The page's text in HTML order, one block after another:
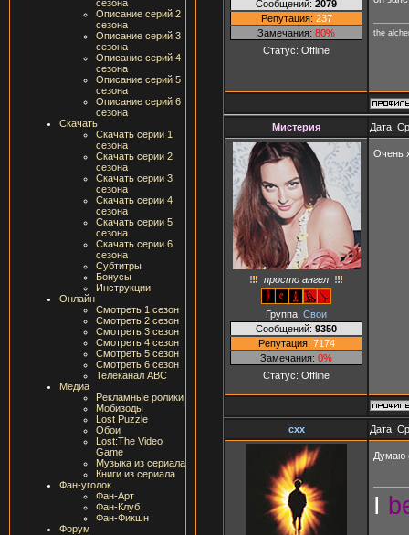
сезона
Описание серий 2
сезона
Описание серий 3
сезона
Описание серий 4
сезона
Описание серий 5
сезона
Описание серий 6
сезона
Скачать
Скачать серии 1
сезона
Скачать серии 2
сезона
Скачать серии 3
сезона
Скачать серии 4
сезона
Скачать серии 5
сезона
Скачать серии 6
сезона
Субтитры
Бонусы
Инструкции
Онлайн
Смотреть 1 сезон
Смотреть 2 сезон
Смотреть 3 сезон
Смотреть 4 сезон
Смотреть 5 сезон
Смотреть 6 сезон
Телеканал ABC
Медиа
Рекламные ролики
Мобизоды
Lost Puzzle
Обои
Lost:The Video
Game
Музыка из сериала
Книги из сериала
Фан-уголок
Фан-Арт
Фан-Клуб
Фан-Фикшн
Форум
Сообщений: 2079
Репутация: 237
Замечания: 80%
Статус: Offline
the
Мистерия Дата:
просто ангел
Группа: Свои
Сообщений: 9350
Репутация: 7174
Замечания: 0%
Статус: Offline
Очень
cxx Дата:
Думаю
I